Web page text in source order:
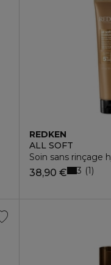
REDKEN
ALL SOFT
Soin sans rinçage
38,90 € 3 1